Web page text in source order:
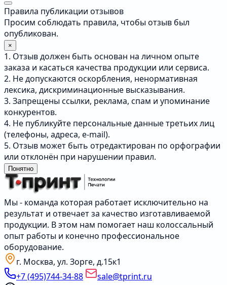
Правила публикации отзывов
Просим соблюдать правила, чтобы отзыв был
опубликован.
×
1. Отзыв должен быть основан на личном опыте
заказа и касаться качества продукции или сервиса.
2. Не допускаются оскорбления, ненормативная
лексика, дискриминационные высказывания.
3. Запрещены ссылки, реклама, спам и упоминание
конкурентов.
4. Не публикуйте персональные данные третьих лиц
(телефоны, адреса, e-mail).
5. Отзыв может быть отредактирован по орфографии
или отклонён при нарушении правил.
Понятно
Мы - команда которая работает исключительно на
результат и отвечает за качество изготавливаемой
продукции. В этом нам помогает наш колоссальный
опыт работы и конечно профессиональное
оборудование.
г. Москва, ул. Зорге, д.15к1
+7 (495)744-34-88
sale@tprint.ru